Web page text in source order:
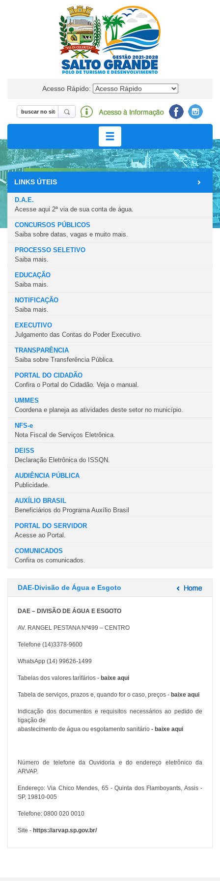
Acesso Rápido:
LINKS ÚTEIS
D.A.E.
Acesse aqui 2ª via de sua conta de água.
CONCURSOS PÚBLICOS
Saiba sobre datas, vagas e muito mais.
PROCESSO SELETIVO
Saiba mais.
EDUCAÇÃO
Saiba mais.
NOTIFICAÇÃO
Saiba mais.
EXECUTIVO
Julgamento das Contas do Poder Executivo.
TRANSPARÊNCIA
Saiba sobre Transferência Pública.
PORTAL DO CIDADÃO
Confira o Portal do Cidadão. Veja o manual.
UMMES
Coordena e planeja as atividades deste setor no município.
NFS-e
Nota Fiscal de Serviços Eletrônica.
DEISS
Declaração Eletrônica do ISSQN.
AUDIÊNCIA PÚBLICA
Publicidade.
AUXÍLIO BRASIL
Beneficiários do Programa Auxílio Brasil
PORTAL DO SERVIDOR
Acesse ao Portal.
COMUNICADOS
Confira os comunicados.
DAE-Divisão de Água e Esgoto
DAE – DIVISÃO DE ÁGUA E ESGOTO
AV. RANGEL PESTANA Nº499 – CENTRO
Telefone (14)3378-9600
WhatsApp (14) 99626-1499
Tabelas dos valores tarifários - baixe aqui
Tabela de serviços, prazos e, quando for o caso, preços - baixe aqui
Indicação dos documentos e requisitos necessários ao pedido de
ligação de
abastecimento de água ou esgotamento sanitário - baixe aqui
Número de telefone da Ouvidoria e do endereço eletrônico da
ARVAP.
Endereço: Via Chico Mendes, 65 - Quinta dos Flamboyants, Assis -
SP, 19810-005
Telefone: 0800 020 0010
Site - https://arvap.sp.gov.br/